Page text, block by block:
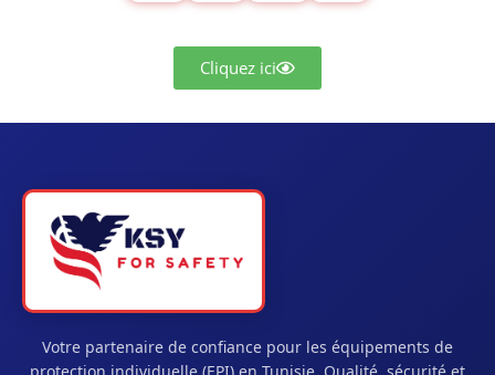
Cliquez ici
Votre partenaire de confiance pour les équipements de